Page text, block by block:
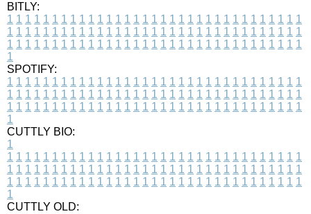
BITLY:
1 1 1 1 1 1 1 1 1 1 1 1 1 1 1 1 1 1 1 1 1 1 1 1 1 1 1 1 1 1 1 1 1
1 1 1 1 1 1 1 1 1 1 1 1 1 1 1 1 1 1 1 1 1 1 1 1 1 1 1 1 1 1 1 1 1
1 1 1 1 1 1 1 1 1 1 1 1 1 1 1 1 1 1 1 1 1 1 1 1 1 1 1 1 1 1 1 1 1
1
SPOTIFY:
1 1 1 1 1 1 1 1 1 1 1 1 1 1 1 1 1 1 1 1 1 1 1 1 1 1 1 1 1 1 1 1 1
1 1 1 1 1 1 1 1 1 1 1 1 1 1 1 1 1 1 1 1 1 1 1 1 1 1 1 1 1 1 1 1 1
1 1 1 1 1 1 1 1 1 1 1 1 1 1 1 1 1 1 1 1 1 1 1 1 1 1 1 1 1 1 1 1 1
1
CUTTLY BIO:
1
1 1 1 1 1 1 1 1 1 1 1 1 1 1 1 1 1 1 1 1 1 1 1 1 1 1 1 1 1 1 1 1 1
1 1 1 1 1 1 1 1 1 1 1 1 1 1 1 1 1 1 1 1 1 1 1 1 1 1 1 1 1 1 1 1 1
1 1 1 1 1 1 1 1 1 1 1 1 1 1 1 1 1 1 1 1 1 1 1 1 1 1 1 1 1 1 1 1 1
1
CUTTLY OLD: